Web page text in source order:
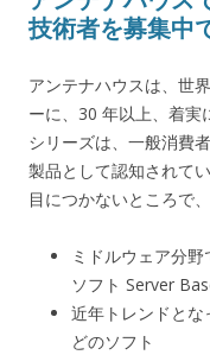
技術者を募集中
アンテナハウスは、世
ーに、30 年以上、着実
シリーズは、一般消費
製品として認知されて
目につかないところで、
ミドルウェア分
ソフト Server
近年トレンドと
どのソフト